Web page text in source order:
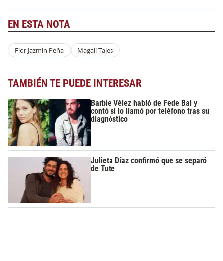
EN ESTA NOTA
Flor Jazmin Peña Magali Tajes
TAMBIÉN TE PUEDE INTERESAR
Barbie Vélez habló de Fede Bal y
contó si lo llamó por teléfono tras su
diagnóstico
Julieta Díaz confirmó que se separó
de Tute